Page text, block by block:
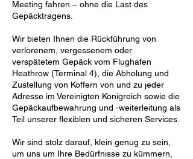
Meeting fahren – ohne die Last des
Gepäcktragens.
Wir bieten Ihnen die Rückführung von
verlorenem, vergessenem oder
verspätetem Gepäck vom Flughafen
Heathrow (Terminal 4), die Abholung und
Zustellung von Koffern von und zu jeder
Adresse im Vereinigten Königreich sowie die
Gepäckaufbewahrung und -weiterleitung als
Teil unserer flexiblen und sicheren Services.
Wir sind stolz darauf, klein genug zu sein,
um uns um Ihre Bedürfnisse zu kümmern,